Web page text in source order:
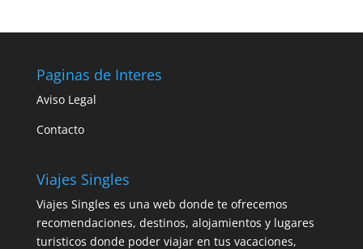
Paginas de Interes
Aviso Legal
Contacto
Viajes Singles
Viajes Singles es una web donde te ofrecemos
recomendaciones, destinos, alojamientos y lugares
turisticos donde poder viajar en tus vacaciones,